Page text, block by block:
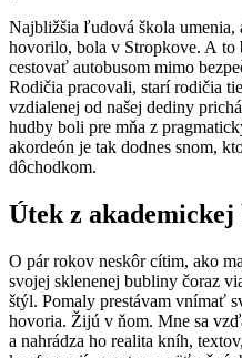
Najbližšia ľudová škola umenia,
hovorilo, bola v Stropkove. A to
cestovať autobusom mimo
Rodičia pracovali, starí rodičia
vzdialenej od našej dediny
hudby boli pre mňa z
akordeón je tak dodnes snom,
dôchodkom.
Útek z
O pár rokov neskôr cítim, ako
svojej sklenenej bubliny čoraz
štýl. Pomaly prestávam vnímať
hovoria. Žijú v ňom. Mne sa
a nahrádza ho realita kníh,